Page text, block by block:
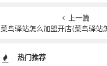
上一篇
菜鸟驿站怎么加盟开店(菜鸟驿站怎么加盟
热门推荐